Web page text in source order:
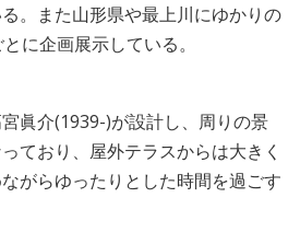
。また山形県や最上川にゆかりの
に企画展示している。
眞介(1939-)が設計し、周りの景
ており、屋外テラスからは大きく
がらゆったりとした時間を過ごす